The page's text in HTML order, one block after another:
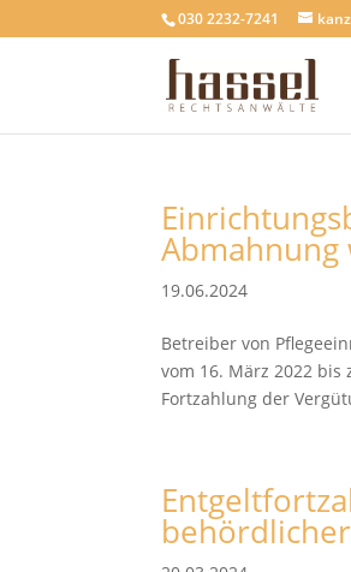
030 2232-7241
Abmahnung
19.06.2024
Betreiber von
vom 16. März 2022 bis
Fortzahlung der